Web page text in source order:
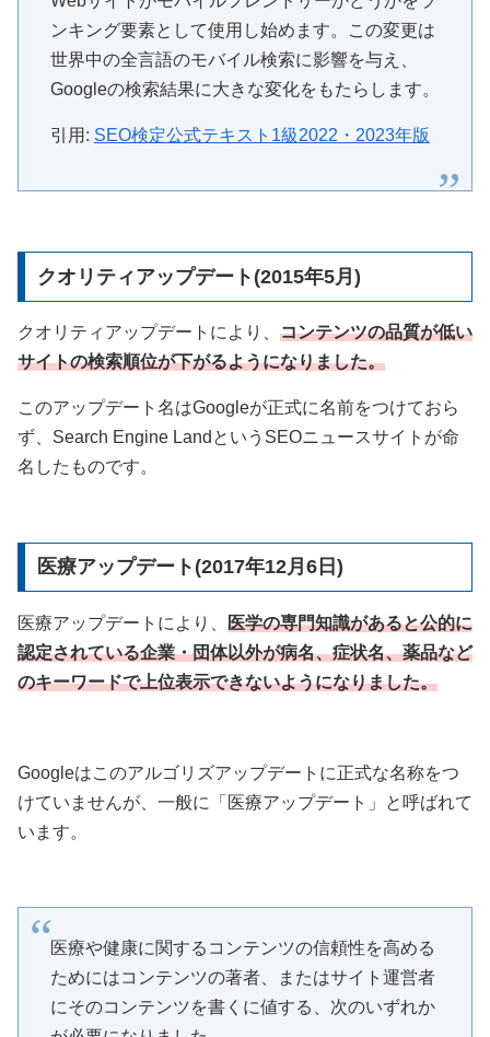
ンキング要素として使用し始めます。この変更は
世界中の全言語のモバイル検索に影響を与え、
Googleの検索結果に大きな変化をもたらします。
引用: SEO検定公式テキスト1級2022・2023年版
クオリティアップデート(2015年5月)
クオリティアップデートにより、 コンテンツの品質が低い
サイトの検索順位が下がるようになりました。
このアップデート名はGoogleが正式に名前をつけておら
ず、Search Engine LandというSEOニュースサイトが命
名したものです。
医療アップデート(2017年12月6日)
医療アップデートにより、 医学の専門知識があると公的に
認定されている企業・団体以外が病名、症状名、薬品など
のキーワードで上位表示できないようになりました。
Googleはこのアルゴリズアップデートに正式な名称をつ
けていませんが、一般に「医療アップデート」と呼ばれて
います。
医療や健康に関するコンテンツの信頼性を高める
ためにはコンテンツの著者、またはサイト運営者
にそのコンテンツを書くに値する、次のいずれか